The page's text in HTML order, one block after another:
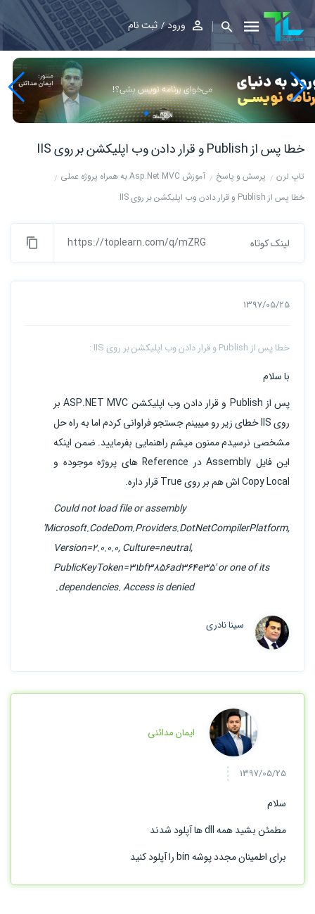
ورود ثبت نام
خطا پس از Publish و قرار دادن وب اپلیکشن بر روی IIS
تاپ لرن پرسش و پاسخ
آموزش Asp.Net MVC به همراه پروژه عملی
خطا پس از Publish و قرار دادن وب اپلیکشن بر روی IIS
لینک کوتاه https://toplearn.com/q/mZRG
1397/05/25
خطا پس از Publish و قرار دادن وب اپلیکشن بر روی IIS :
با سلام
پس از Publish و قرار دادن وب اپلیکشن ASP.NET MVC بر
روی IIS خطای زیر رو میبینم جستجو فراوانی کردم اما به راه حل
مشخصی نرسیدم ممنون میشم راهنمایی بفرمایید. ضمن اینکه
این فایل Assembly در Reference های پروژه موجوده و
Copy Local اش هم بر روی True قرار داره.
Could not load file or assembly
'Microsoft.CodeDom.Providers.DotNetCompilerPlatform,
Version=2.0.0.0, Culture=neutral,
PublicKeyToken=31bf3856ad364e35' or one of its
dependencies. Access is denied.
سینا نادری
ایمان مدائنی
1397/05/25
سلام
مطمئن بشید همه dll ها آپلود شدند
برای اطمینان مجدد پوشه bin را آپلود کنید